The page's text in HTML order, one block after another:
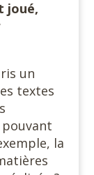
joué,
un
textes
pouvant
la